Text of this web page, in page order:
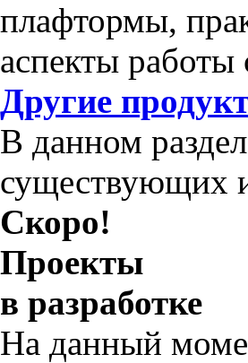
плафтормы,
аспекты работы
Другие
В данном
существующих
Скоро!
Проекты
в разработке
На данный